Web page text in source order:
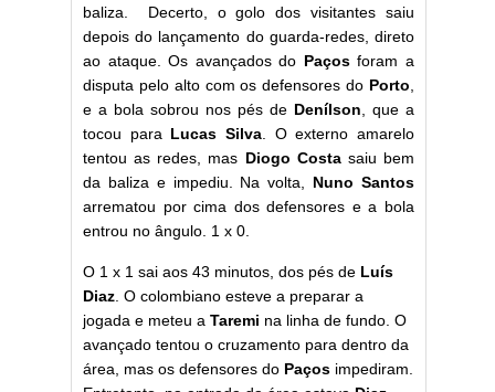
baliza. Decerto, o golo dos visitantes saiu
depois do lançamento do guarda-redes, direto
ao ataque. Os avançados do Paçosforam a
disputa pelo alto com os defensores do Porto
e a bola sobrou nos pés de Denílson , que a
tocou para Lucas Silva . O externo amarelo
tentou as redes, mas Diogo Costasaiu bem
da baliza e impediu. Na volta, Nuno Santos
arrematou por cima dos defensores e a bola
entrou no ângulo. 1 x 0.
O 1 x 1 sai aos 43 minutos, dos pés de Luís
Diaz . O colombiano esteve a preparar a
jogada e meteu a Taremi na linha de fundo. O
avançado tentou o cruzamento para dentro da
área, mas os defensores do Paços impediram.